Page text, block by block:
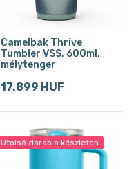
Camelbak Thrive
Tumbler VSS, 600ml,
mélytenger
17.899 HUF
Utolsó darab a készleten